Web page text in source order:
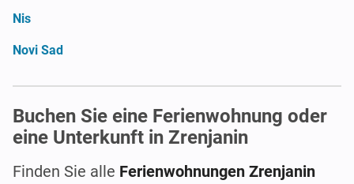
Nis
Novi Sad
Buchen Sie eine Ferienwohnung oder
eine Unterkunft in Zrenjanin
Finden Sie alle Ferienwohnungen Zrenjanin